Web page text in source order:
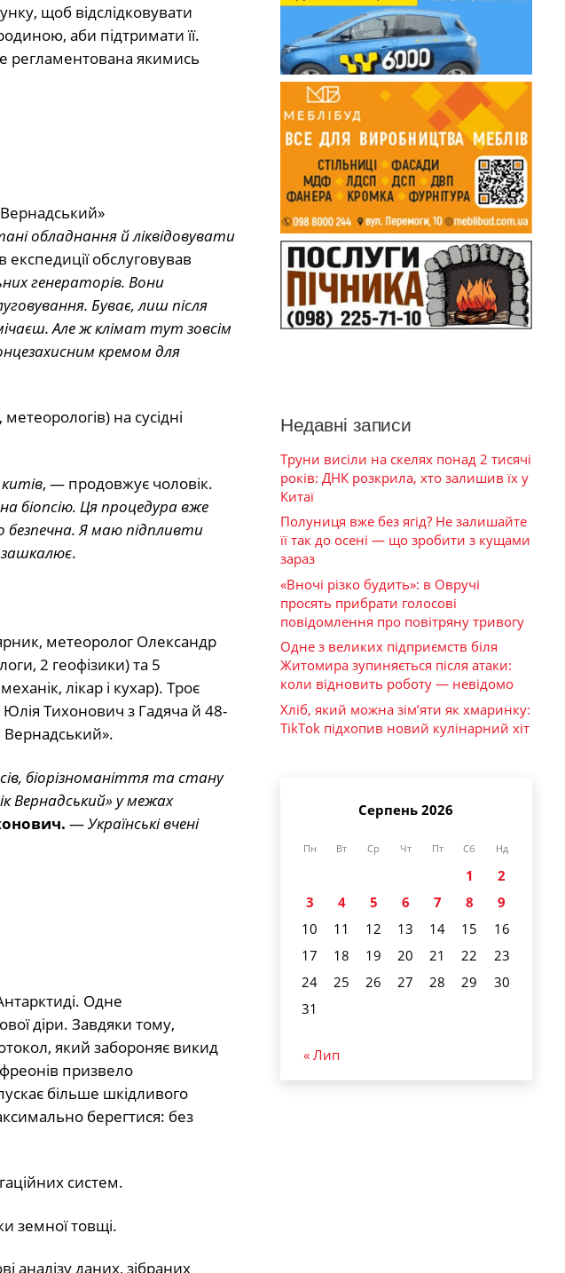
щоб відслідковувати
аби підтримати її.
регламентована якимись
обладнання й ліквідовувати
експедиції обслуговував
генераторів. Вони
Буває, лиш після
Але ж клімат тут зовсім
кремом для
на сусідні
, — продовжує чоловік.
біопсію. Ця процедура вже
безпечна. Я маю підпливти
.
метеоролог Олександр
2 геофізики) та 5
лікар і кухар). Троє
Тихонович з Гадяча й 48-
біорізноманіття та стану
Вернадський» у межах
—Українські вчені
Одне
діри. Завдяки тому,
який забороняє викид
призвело
більше шкідливого
берегтися: без
систем.
земної товщі.
аналізу даних, зібраних
Недавні записи
Труни висіли на скелях понад 2 тисячі
років: ДНК розкрила, хто залишив їх у
Китаї
Полуниця вже без ягід? Не залишайте
її так до осені — що зробити з кущами
зараз
«Вночі різко будить»: в Овручі
просять прибрати голосові
повідомлення про повітряну тривогу
Одне з великих підприємств біля
Житомира зупиняється після атаки:
коли відновить роботу — невідомо
Хліб, який можна зім’яти як хмаринку:
TikTok підхопив новий кулінарний хіт
Серпень 2026
Пн Вт Ср Чт Пт Сб Нд
1
2
3
4 5 6 7 8
9
10
11 12 13 14 15
16
17
18 19 20 21 22
23
24
25 26 27 28 29
30
31
« Лип